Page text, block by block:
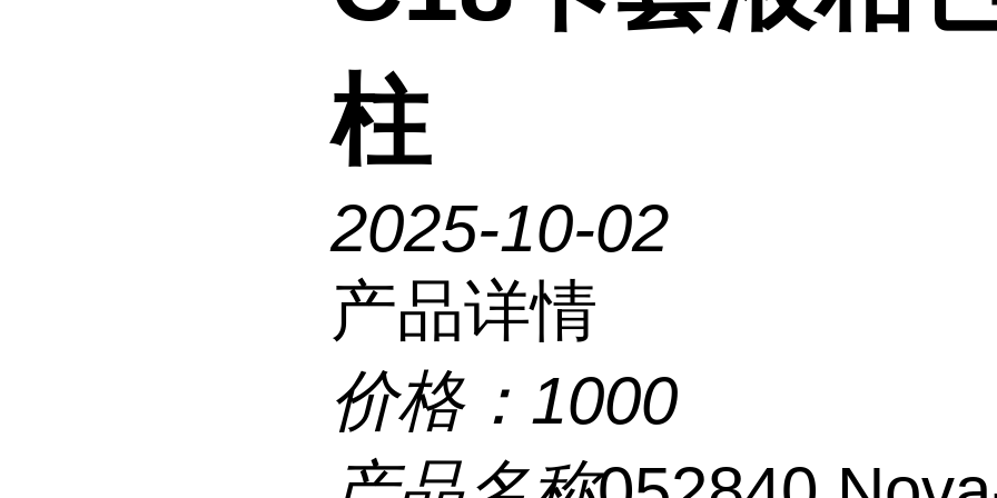
柱
2025-10-02
产品详情
价格： 1000